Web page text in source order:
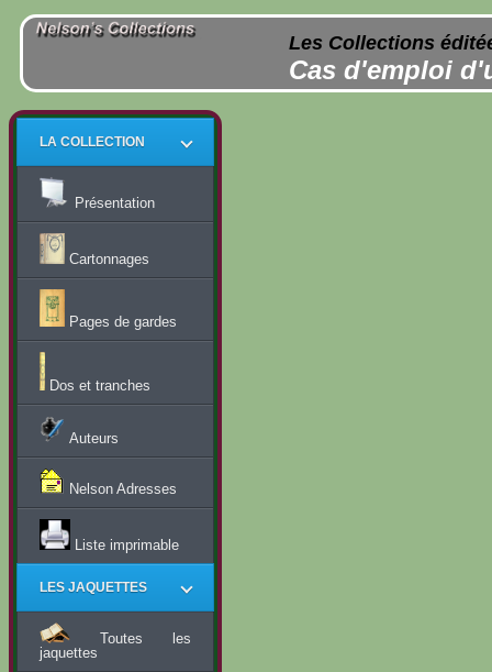
Les Collections
Cas d'emploi
LA COLLECTION
Présentation
Cartonnages
Pages de gardes
Dos et tranches
Auteurs
Nelson Adresses
Liste imprimable
LES JAQUETTES
Toutes les
jaquettes